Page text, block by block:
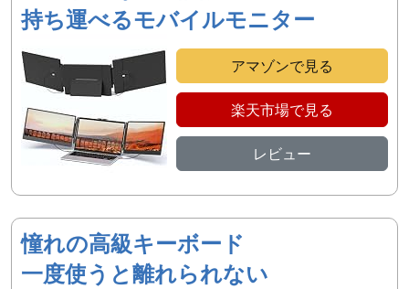
持ち運べるモバイルモニター
アマゾンで見る
楽天市場で見る
レビュー
憧れの高級キーボード
一度使うと離れられない